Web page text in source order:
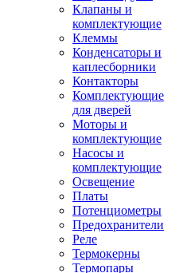
Клапаны и
комплектующие
Клеммы
Конденсаторы и
каплесборники
Контакторы
Комплектующие
для дверей
Моторы и
комплектующие
Насосы и
комплектующие
Освещение
Платы
Потенциометры
Предохранители
Реле
Термокерны
Термопары